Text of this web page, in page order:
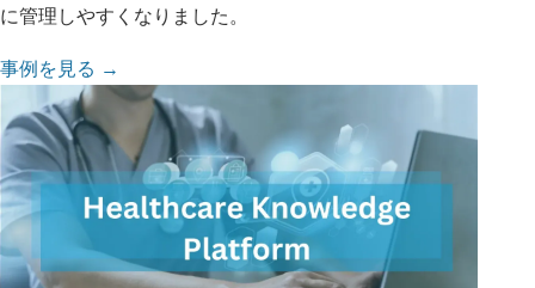
に管理しやすくなりました。
事例を見る →